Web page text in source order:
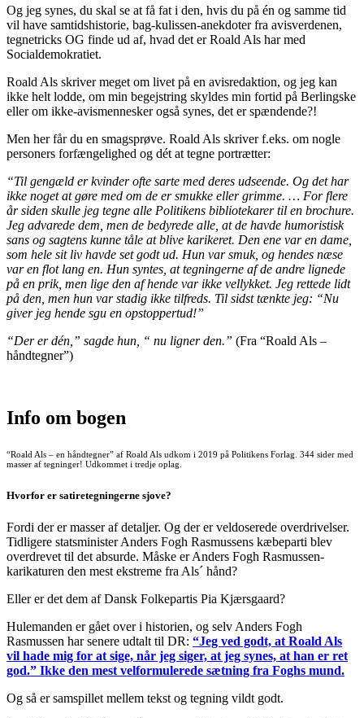
Og jeg synes, du skal se at få fat i den, hvis du på én og samme tid
vil have samtidshistorie, bag-kulissen-anekdoter fra avisverdenen,
tegnetricks OG finde ud af, hvad det er Roald Als har med
Socialdemokratiet.
Roald Als skriver meget om livet på en avisredaktion, og jeg kan
ikke helt lodde, om min begejstring skyldes min fortid på Berlingske
eller om ikke-avismennesker også synes, det er spændende?!
Men her får du en smagsprøve. Roald Als skriver f.eks. om nogle
personers forfængelighed og dét at tegne portrætter:
“Til gengæld er kvinder ofte sarte med deres udseende. Og det har
ikke noget at gøre med om de er smukke eller grimme. … For flere
år siden skulle jeg tegne alle Politikens bibliotekarer til en brochure.
Jeg advarede dem, men de bedyrede alle, at de havde humoristisk
sans og sagtens kunne tåle at blive karikeret. Den ene var en dame,
som hele sit liv havde set godt ud. Hun var smuk, og hendes næse
var en flot lang en. Hun syntes, at tegningerne af de andre lignede
på en prik, men lige den af hende var ikke vellykket. Jeg rettede lidt
på den, men hun var stadig ikke tilfreds. Til sidst tænkte jeg: “Nu
giver jeg hende sgu en opstoppertud!”
“Der er dén,” sagde hun, “ nu ligner den.” (Fra “Roald Als –
håndtegner”)
Info om bogen
“Roald Als – en håndtegner” af Roald Als udkom i 2019 på Politikens Forlag. 344 sider med
masser af tegninger! Udkommet i tredje oplag.
Hvorfor er satiretegningerne sjove?
Fordi der er masser af detaljer. Og der er veldoserede overdrivelser.
Tidligere statsminister Anders Fogh Rasmussens kæbeparti blev
overdrevet til det absurde. Måske er Anders Fogh Rasmussen-
karikaturen den mest ekstreme fra Als´ hånd?
Eller er det dem af Dansk Folkepartis Pia Kjærsgaard?
Hulemanden er gået over i historien, og selv Anders Fogh
Rasmussen har senere udtalt til DR: “Jeg ved godt, at Roald Als
vil hade mig for at sige, når jeg siger, at jeg synes, at han er ret
god.” Ikke den mest velformulerede sætning fra Foghs mund.
Og så er samspillet mellem tekst og tegning vildt godt.